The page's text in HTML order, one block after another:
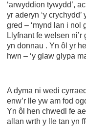
‘arwyddion tywydd’,
yr aderyn ‘y
gred – ‘mynd lan i nol
Llyfnant fe welsen
yn donnau . Yn ôl yr
hwn – ‘y glaw glypa
A dyma ni wedi
enw’r lle yw am fod
Yn ôl hen chwedl fe
allan wrth y lle tan yn